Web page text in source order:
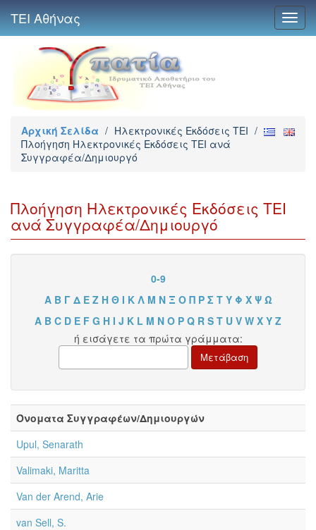
ΤΕΙ Αθήνας
Αρχική Σελίδα / Ηλεκτρονικές Εκδόσεις TEI /
Πλοήγηση Ηλεκτρονικές Εκδόσεις TEI ανά
Συγγραφέα/Δημιουργό
Πλοήγηση Ηλεκτρονικές Εκδόσεις TEI
ανά Συγγραφέα/Δημιουργό
0-9
Α Β Γ Δ Ε Ζ Η Θ Ι Κ Λ Μ Ν Ξ Ο Π Ρ Σ Τ Υ Φ Χ Ψ Ω
A B C D E F G H I J K L M N O P Q R S T U V W X Y Z
ή εισάγετε τα πρώτα γράμματα:
Όνοματα Συγγραφέων/Δημιουργών
Upul, Senarath
Valimaki, Maritta
Van der Arend, Arie
van Sell, S.